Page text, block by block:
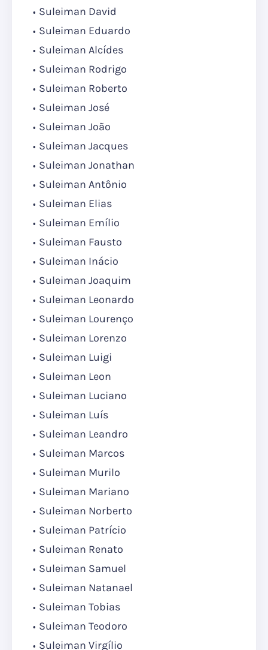
Suleiman David
Suleiman Eduardo
Suleiman Alcídes
Suleiman Rodrigo
Suleiman Roberto
Suleiman José
Suleiman João
Suleiman Jacques
Suleiman Jonathan
Suleiman Antônio
Suleiman Elias
Suleiman Emílio
Suleiman Fausto
Suleiman Inácio
Suleiman Joaquim
Suleiman Leonardo
Suleiman Lourenço
Suleiman Lorenzo
Suleiman Luigi
Suleiman Leon
Suleiman Luciano
Suleiman Luís
Suleiman Leandro
Suleiman Marcos
Suleiman Murilo
Suleiman Mariano
Suleiman Norberto
Suleiman Patrício
Suleiman Renato
Suleiman Samuel
Suleiman Natanael
Suleiman Tobias
Suleiman Teodoro
Suleiman Virgílio